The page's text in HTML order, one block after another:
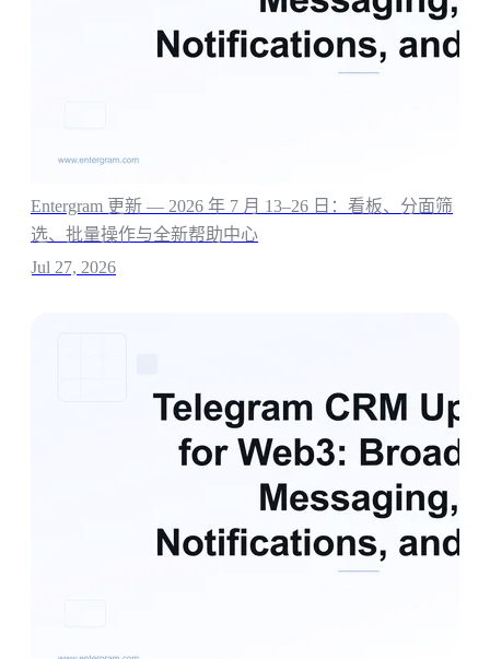
Entergram 更新 — 2026 年 7 月 13–26 日：看板、分面筛
选、批量操作与全新帮助中心
Jul 27, 2026